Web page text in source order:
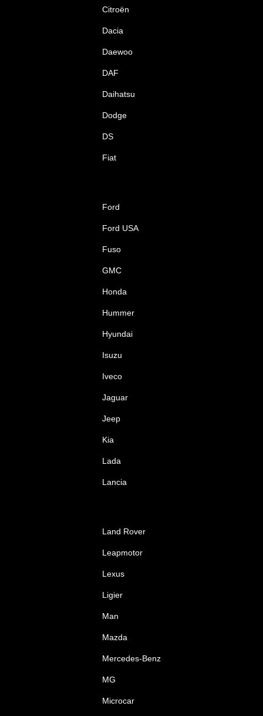
Citroën
Dacia
Daewoo
DAF
Daihatsu
Dodge
DS
Fiat
Ford
Ford USA
Fuso
GMC
Honda
Hummer
Hyundai
Isuzu
Iveco
Jaguar
Jeep
Kia
Lada
Lancia
Land Rover
Leapmotor
Lexus
Ligier
Man
Mazda
Mercedes-Benz
MG
Microcar